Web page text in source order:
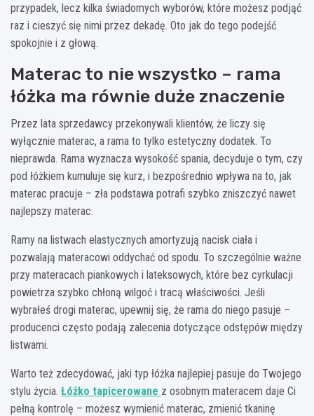
przypadek, lecz kilka świadomych wyborów, które możesz podjąć
raz i cieszyć się nimi przez dekadę. Oto jak do tego podejść
spokojnie i z głową.
Materac to nie wszystko – rama
łóżka ma równie duże znaczenie
Przez lata sprzedawcy przekonywali klientów, że liczy się
wyłącznie materac, a rama to tylko estetyczny dodatek. To
nieprawda. Rama wyznacza wysokość spania, decyduje o tym, czy
pod łóżkiem kumuluje się kurz, i bezpośrednio wpływa na to, jak
materac pracuje – zła podstawa potrafi szybko zniszczyć nawet
najlepszy materac.
Ramy na listwach elastycznych amortyzują nacisk ciała i
pozwalają materacowi oddychać od spodu. To szczególnie ważne
przy materacach piankowych i lateksowych, które bez cyrkulacji
powietrza szybko chłoną wilgoć i tracą właściwości. Jeśli
wybrałeś drogi materac, upewnij się, że rama do niego pasuje –
producenci często podają zalecenia dotyczące odstępów między
listwami.
Warto też zdecydować, jaki typ łóżka najlepiej pasuje do Twojego
stylu życia. Łóżko tapicerowane z osobnym materacem daje Ci
pełną kontrolę – możesz wymienić materac, zmienić tkaninę